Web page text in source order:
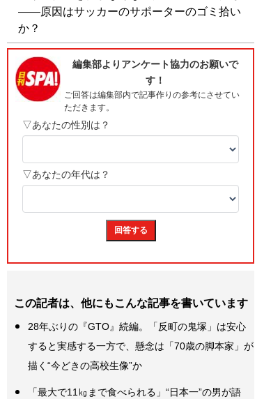
――原因はサッカーのサポーターのゴミ拾い
か？
この記者は、他にもこんな記事を書いています
28年ぶりの『GTO』続編。「反町の鬼塚」は安心
すると実感する一方で、懸念は「70歳の脚本家」が
描く“今どきの高校生像”か
「最大で11㎏まで食べられる」“日本一”の男が語